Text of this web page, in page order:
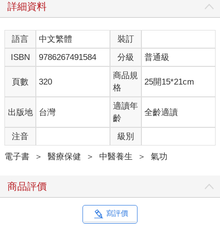
甚至不知道自己為什麼會出現這樣的感受。我只知道比起自信，
頭時，我就跟絕大多數的人一樣，認為連試都不要試，就是遏止
內在焦慮與信心低落的最好方法。至少，這樣一來我就不會失
常，更不會經歷失敗。理所當然的，這樣的態度只導致我陷入了
更嚴重的自我脫節，並試圖透過藥物與酒精來控制這些感受。直
到我即將邁入30歲，才開始和自己重新接軌，並因此展開了一段
探索之旅，一段我希望自己於孩提時代，就能有人告訴我的旅
不知怎麼的，我讀完了研究所並成為英語系教授。如今，我離開
了大學，結束十多年的教職工作，也恢復了生息。我親眼目睹現
代社會對年輕世代所造成的影響。在我開始教書時，教室裡根本
見不到智慧型手機，但在後來幾年，智慧型手機無所不在，還有
許多關於壓力、失眠與自我毀滅行為等等，吐不完的苦水。當
Medical Association）也描述道，在尋求基礎醫療服務的患者中，
有60%至80%與壓力相關，並有44%的美國人表示自己在過去五
年裡，面臨了更嚴重的壓力。
試圖面對自身壓力與焦慮問題的我，終於在偶然間，接觸到了呼
詳細資料
語言 中文繁體
裝訂
ISBN
9786267491584 分級 普通級
頁數 320
商品規
格
25開15*21cm
出版地 台灣
適讀年
齡
全齡適讀
注音 級別
電子書 ＞ 醫療保健 ＞ 中醫養生 ＞ 氣功
商品評價
寫評價